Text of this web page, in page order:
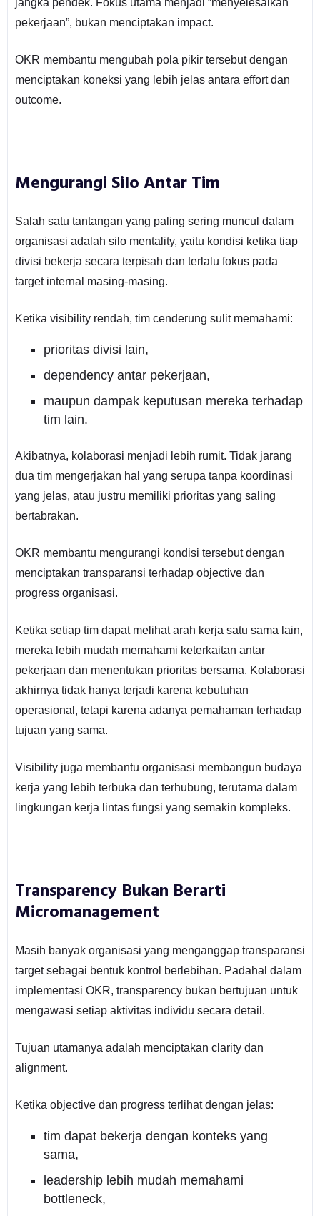
jangka pendek. Fokus utama menjadi “menyelesaikan
pekerjaan”, bukan menciptakan impact.
OKR membantu mengubah pola pikir tersebut dengan
menciptakan koneksi yang lebih jelas antara effort dan
outcome.
Mengurangi Silo Antar Tim
Salah satu tantangan yang paling sering muncul dalam
organisasi adalah silo mentality, yaitu kondisi ketika tiap
divisi bekerja secara terpisah dan terlalu fokus pada
target internal masing-masing.
Ketika visibility rendah, tim cenderung sulit memahami:
prioritas divisi lain,
dependency antar pekerjaan,
maupun dampak keputusan mereka terhadap
tim lain.
Akibatnya, kolaborasi menjadi lebih rumit. Tidak jarang
dua tim mengerjakan hal yang serupa tanpa koordinasi
yang jelas, atau justru memiliki prioritas yang saling
bertabrakan.
OKR membantu mengurangi kondisi tersebut dengan
menciptakan transparansi terhadap objective dan
progress organisasi.
Ketika setiap tim dapat melihat arah kerja satu sama lain,
mereka lebih mudah memahami keterkaitan antar
pekerjaan dan menentukan prioritas bersama. Kolaborasi
akhirnya tidak hanya terjadi karena kebutuhan
operasional, tetapi karena adanya pemahaman terhadap
tujuan yang sama.
Visibility juga membantu organisasi membangun budaya
kerja yang lebih terbuka dan terhubung, terutama dalam
lingkungan kerja lintas fungsi yang semakin kompleks.
Transparency Bukan Berarti
Micromanagement
Masih banyak organisasi yang menganggap transparansi
target sebagai bentuk kontrol berlebihan. Padahal dalam
implementasi OKR, transparency bukan bertujuan untuk
mengawasi setiap aktivitas individu secara detail.
Tujuan utamanya adalah menciptakan clarity dan
alignment.
Ketika objective dan progress terlihat dengan jelas:
tim dapat bekerja dengan konteks yang
sama,
leadership lebih mudah memahami
bottleneck,